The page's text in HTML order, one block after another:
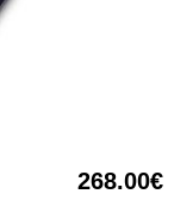
268.00